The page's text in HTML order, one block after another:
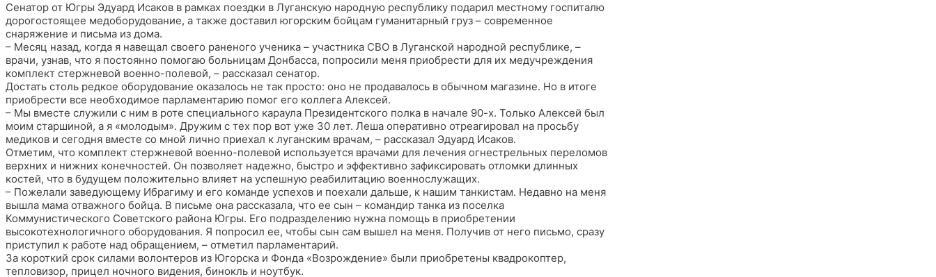
Сенатор от Югры Эдуард Исаков в рамках поездки в Луганскую народную республику подарил местному госпиталю
дорогостоящее медоборудование, а также доставил югорским бойцам гуманитарный груз – современное
снаряжение и письма из дома.
– Месяц назад, когда я навещал своего раненого ученика – участника СВО в Луганской народной республике, –
врачи, узнав, что я постоянно помогаю больницам Донбасса, попросили меня приобрести для их медучреждения
комплект стержневой военно-полевой, – рассказал сенатор.
Достать столь редкое оборудование оказалось не так просто: оно не продавалось в обычном магазине. Но в итоге
приобрести все необходимое парламентарию помог его коллега Алексей.
– Мы вместе служили с ним в роте специального караула Президентского полка в начале 90-х. Только Алексей был
моим старшиной, а я «молодым». Дружим с тех пор вот уже 30 лет. Леша оперативно отреагировал на просьбу
медиков и сегодня вместе со мной лично приехал к луганским врачам, – рассказал Эдуард Исаков.
Отметим, что комплект стержневой военно-полевой используется врачами для лечения огнестрельных переломов
верхних и нижних конечностей. Он позволяет надежно, быстро и эффективно зафиксировать отломки длинных
костей, что в будущем положительно влияет на успешную реабилитацию военнослужащих.
– Пожелали заведующему Ибрагиму и его команде успехов и поехали дальше, к нашим танкистам. Недавно на меня
вышла мама отважного бойца. В письме она рассказала, что ее сын – командир танка из поселка
Коммунистического Советского района Югры. Его подразделению нужна помощь в приобретении
высокотехнологичного оборудования. Я попросил ее, чтобы сын сам вышел на меня. Получив от него письмо, сразу
приступил к работе над обращением, – отметил парламентарий.
За короткий срок силами волонтеров из Югорска и Фонда «Возрождение» были приобретены квадрокоптер,
тепловизор, прицел ночного видения, бинокль и ноутбук.